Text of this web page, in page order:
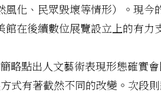
化、民眾毀壞等情形）。現
在後續數位展覽設立上的有力
略點出人文藝術表現形態確實
式有著截然不同的改變。次段